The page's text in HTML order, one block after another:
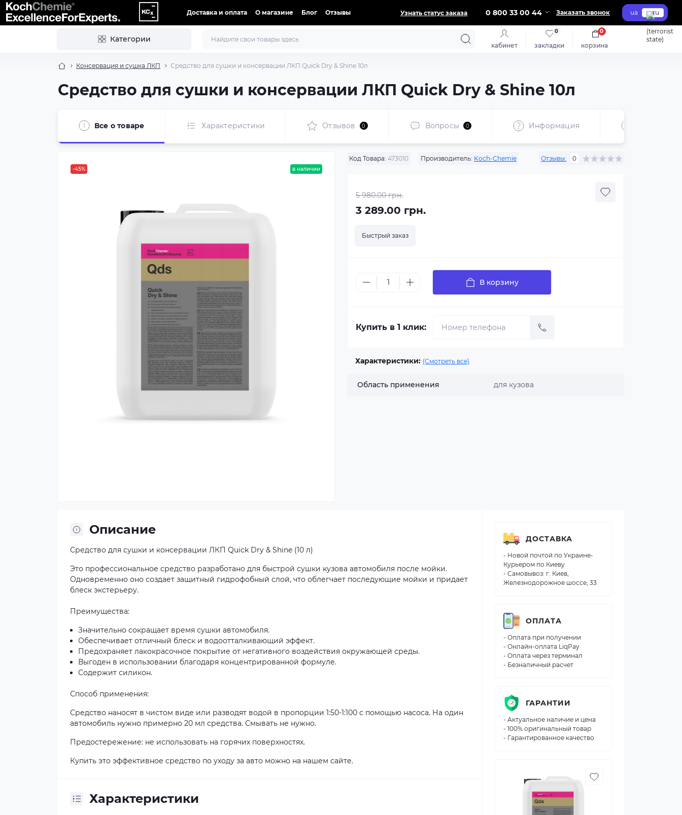
Доставка и оплата О магазине Блог Отзывы Узнать статус заказа 0 800 33 00 44 Заказать звонок ua ru
Категории
кабинет закладки
0
корзина
0
Консервация и сушка ЛКП Средство для сушки и консервации ЛКП Quick Dry & Shine 10л
Средство для сушки и консервации ЛКП Quick Dry & Shine 10л
Все о товаре Характеристики Отзывов 0 Вопросы 0 Информация
-45% в наличии
Код Товара: 473010 Производитель: Koch-Chemie Отзывы: 0
5 980.00 грн.
3 289.00 грн.
Быстрый заказ
В корзину
Купить в 1 клик:
Характеристики: (Смотреть все)
Область применения для кузова
Описание
Средство для сушки и консервации ЛКП Quick Dry & Shine (10 л)
Это профессиональное средство разработано для быстрой сушки кузова автомобиля после мойки.
Одновременно оно создает защитный гидрофобный слой, что облегчает последующие мойки и придает
блеск экстерьеру.
Преимущества:
Значительно сокращает время сушки автомобиля.
Обеспечивает отличный блеск и водоотталкивающий эффект.
Предохраняет лакокрасочное покрытие от негативного воздействия окружающей среды.
Выгоден в использовании благодаря концентрированной формуле.
Содержит силикон.
Способ применения:
Средство наносят в чистом виде или разводят водой в пропорции 1:50-1:100 с помощью насоса. На один
автомобиль нужно примерно 20 мл средства. Смывать не нужно.
Предостережение: не использовать на горячих поверхностях.
Купить это эффективное средство по уходу за авто можно на нашем сайте.
Характеристики
ДОСТАВКА
- Новой почтой по Украине-
Курьером по Киеву
- Самовывоз: г. Киев,
Железнодорожное шоссе, 33
ОПЛАТА
- Оплата при получении
- Онлайн-оплата LiqPay
- Оплата через терминал
- Безналичный расчет
ГАРАНТИИ
- Актуальное наличие и цена
- 100% оригинальный товар
- Гарантированное качество